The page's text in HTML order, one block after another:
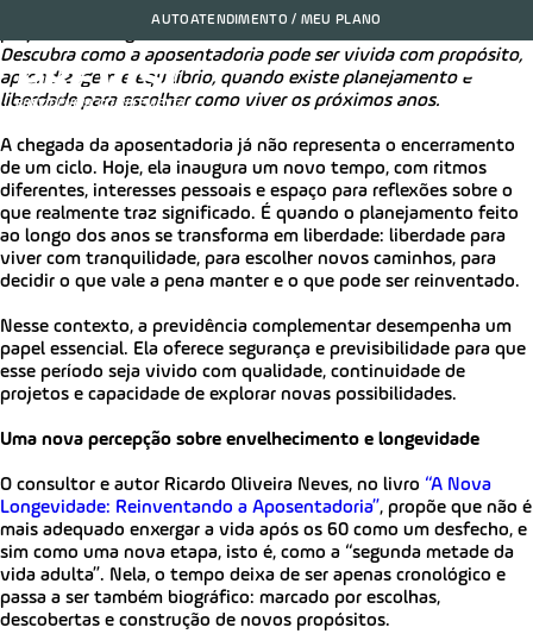
AUTOATENDIMENTO / MEU PLANO
Longevidade e aposentadoria: reinventando o tempo, os
Descubra como a aposentadoria pode ser vivida com propósito,
aprendizagem e equilíbrio, quando existe planejamento e
liberdade para escolher como viver os próximos anos.
A chegada da aposentadoria já não representa o encerramento
de um ciclo. Hoje, ela inaugura um novo tempo, com ritmos
diferentes, interesses pessoais e espaço para reflexões sobre o
que realmente traz significado. É quando o planejamento feito
ao longo dos anos se transforma em liberdade: liberdade para
viver com tranquilidade, para escolher novos caminhos, para
decidir o que vale a pena manter e o que pode ser reinventado.
Nesse contexto, a previdência complementar desempenha um
papel essencial. Ela oferece segurança e previsibilidade para que
esse período seja vivido com qualidade, continuidade de
projetos e capacidade de explorar novas possibilidades.
Uma nova percepção sobre envelhecimento e longevidade
O consultor e autor Ricardo Oliveira Neves, no livro “A Nova
Longevidade: Reinventando a Aposentadoria”, propõe que não é
mais adequado enxergar a vida após os 60 como um desfecho, e
sim como uma nova etapa, isto é, como a “segunda metade da
vida adulta”. Nela, o tempo deixa de ser apenas cronológico e
passa a ser também biográfico: marcado por escolhas,
descobertas e construção de novos propósitos.